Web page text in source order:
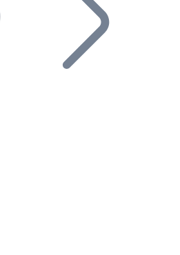
en tu negocio y permite que
tu ecosistema.
distribuidores.
nuestro ecosistema.